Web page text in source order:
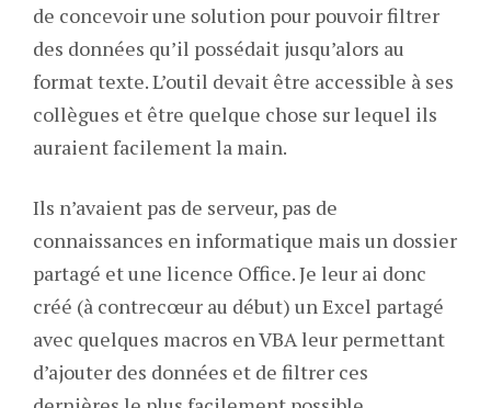
de concevoir une solution pour pouvoir filtrer
des données qu’il possédait jusqu’alors au
format texte. L’outil devait être accessible à ses
collègues et être quelque chose sur lequel ils
auraient facilement la main.
Ils n’avaient pas de serveur, pas de
connaissances en informatique mais un dossier
partagé et une licence Office. Je leur ai donc
créé (à contrecœur au début) un Excel partagé
avec quelques macros en VBA leur permettant
d’ajouter des données et de filtrer ces